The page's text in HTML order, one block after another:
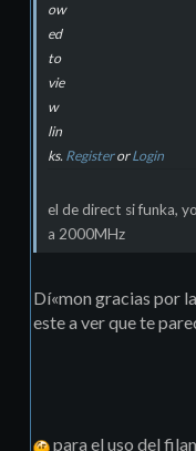
ow
ed
to
vie
w
lin
ks. RegisterorLogin
el de direct si funka,
a 2000MHz
Dí«mon gracias por
este a ver que te
para el uso del